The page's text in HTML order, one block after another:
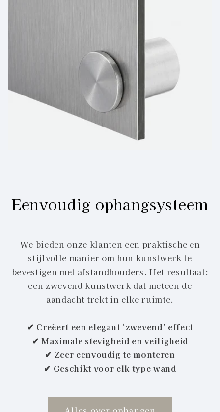
Eenvoudig ophangsysteem
We bieden onze klanten een praktische en
stijlvolle manier om hun kunstwerk te
bevestigen met afstandhouders. Het resultaat:
een zwevend kunstwerk dat meteen de
aandacht trekt in elke ruimte.
✔ Creëert een elegant ‘zwevend’ effect
✔ Maximale stevigheid en veiligheid
✔ Zeer eenvoudig te monteren
✔ Geschikt voor elk type wand